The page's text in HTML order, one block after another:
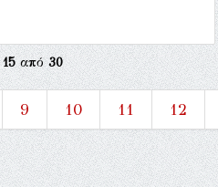
15από30
9 10 11 12